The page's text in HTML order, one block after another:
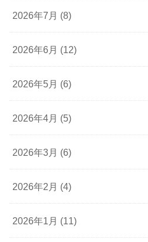
2026年7月 (8)
2026年6月 (12)
2026年5月 (6)
2026年4月 (5)
2026年3月 (6)
2026年2月 (4)
2026年1月 (11)